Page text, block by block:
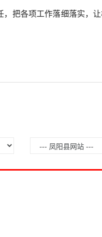
把各项工作落细落实，